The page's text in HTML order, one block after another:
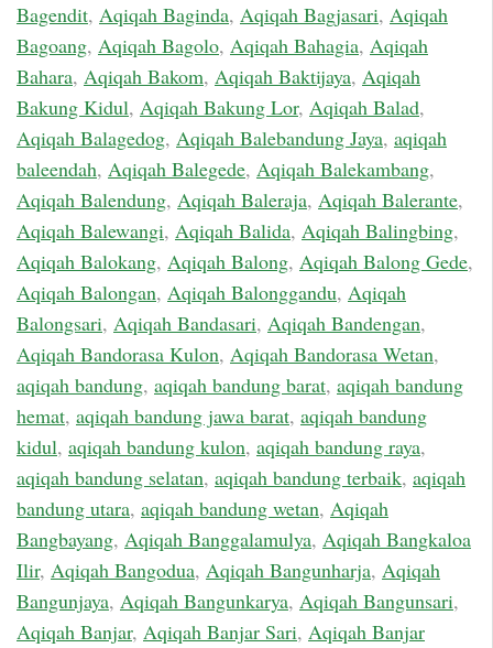
Bagendit, Aqiqah Baginda, Aqiqah Bagjasari, Aqiqah
Bagoang, Aqiqah Bagolo, Aqiqah Bahagia, Aqiqah
Bahara, Aqiqah Bakom, Aqiqah Baktijaya, Aqiqah
Bakung Kidul, Aqiqah Bakung Lor, Aqiqah Balad,
Aqiqah Balagedog, Aqiqah Balebandung Jaya, aqiqah
baleendah, Aqiqah Balegede, Aqiqah Balekambang,
Aqiqah Balendung, Aqiqah Baleraja, Aqiqah Balerante,
Aqiqah Balewangi, Aqiqah Balida, Aqiqah Balingbing,
Aqiqah Balokang, Aqiqah Balong, Aqiqah Balong Gede,
Aqiqah Balongan, Aqiqah Balonggandu, Aqiqah
Balongsari, Aqiqah Bandasari, Aqiqah Bandengan,
Aqiqah Bandorasa Kulon, Aqiqah Bandorasa Wetan,
aqiqah bandung, aqiqah bandung barat, aqiqah bandung
hemat, aqiqah bandung jawa barat, aqiqah bandung
kidul, aqiqah bandung kulon, aqiqah bandung raya,
aqiqah bandung selatan, aqiqah bandung terbaik, aqiqah
bandung utara, aqiqah bandung wetan, Aqiqah
Bangbayang, Aqiqah Banggalamulya, Aqiqah Bangkaloa
Ilir, Aqiqah Bangodua, Aqiqah Bangunharja, Aqiqah
Bangunjaya, Aqiqah Bangunkarya, Aqiqah Bangunsari,
Aqiqah Banjar, Aqiqah Banjar Sari, Aqiqah Banjar